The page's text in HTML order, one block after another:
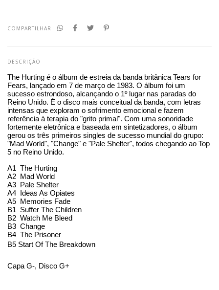
COMPARTILHAR
DESCRIÇÃO
The Hurting é o álbum de estreia da banda britânica Tears for
Fears, lançado em 7 de março de 1983. O álbum foi um
sucesso estrondoso, alcançando o 1º lugar nas paradas do
Reino Unido. É o disco mais conceitual da banda, com letras
intensas que exploram o sofrimento emocional e fazem
referência à terapia do "grito primal". Com uma sonoridade
fortemente eletrônica e baseada em sintetizadores, o álbum
gerou os três primeiros singles de sucesso mundial do grupo:
"Mad World", "Change" e "Pale Shelter", todos chegando ao Top
5 no Reino Unido.
A1 The Hurting
A2 Mad World
A3 Pale Shelter
A4 Ideas As Opiates
A5 Memories Fade
B1
Suffer The Children
B2 Watch Me Bleed
B3 Change
B4 The Prisoner
B5 Start Of The Breakdown
Capa G-, Disco G+